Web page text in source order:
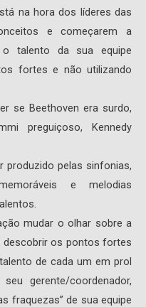
na hora dos líderes das
e começarem a
talento da sua equipe
fortes e não utilizando
se Beethoven era surdo,
preguiçoso, Kennedy
produzido pelas sinfonias,
e melodias
mudar o olhar sobre a
os pontos fortes
de cada um em prol
gerente/coordenador,
fraquezas” de sua equipe